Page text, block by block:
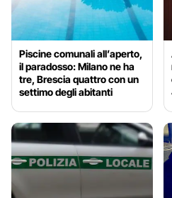
Piscine comunali all’aperto,
il paradosso: Milano ne ha
tre, Brescia quattro con un
settimo degli abitanti